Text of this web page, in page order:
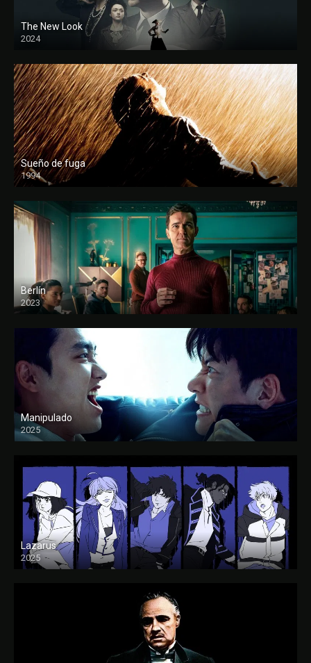
The New Look
2024
Sueño de fuga
1994
FULL HD
Berlín
2023
Manipulado
2025
Lazarus
2025